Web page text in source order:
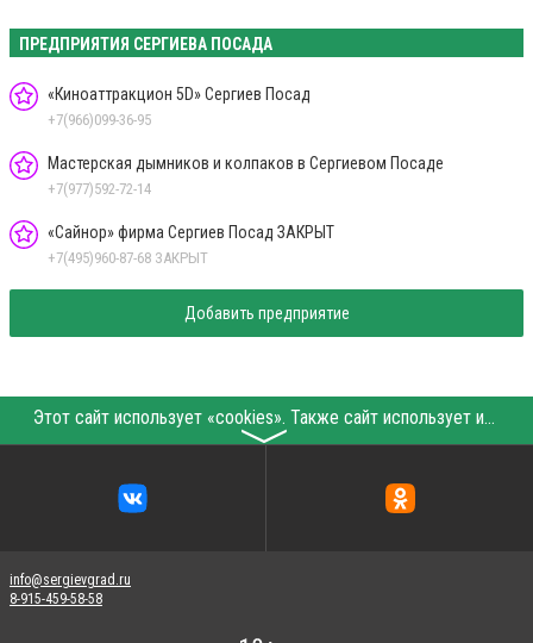
ПРЕДПРИЯТИЯ СЕРГИЕВА ПОСАДА
«Киноаттракцион 5D» Сергиев Посад
+7(966)099-36-95
Мастерская дымников и колпаков в Сергиевом Посаде
+7(977)592-72-14
«Сайнор» фирма Сергиев Посад ЗАКРЫТ
+7(495)960-87-68 ЗАКРЫТ
Добавить предприятие
Этот сайт использует «cookies». Также сайт использует интернет-сервис для сбора технических данных касательно посетителей с целью получения маркетинговой и статистической информации. Условия обработки данных посетителей сайта см.
〉
info@sergievgrad.ru
8-915-459-58-58